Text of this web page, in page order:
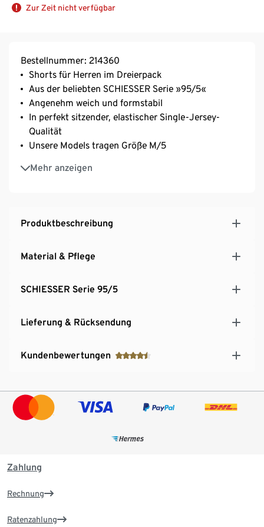
Zur Zeit nicht verfügbar
Bestellnummer: 214360
Shorts für Herren im Dreierpack
Aus der beliebten SCHIESSER Serie »95/5«
Angenehm weich und formstabil
In perfekt sitzender, elastischer Single-Jersey-
Qualität
Unsere Models tragen Größe M/5
Mehr anzeigen
Angenehm softer Logo-Webgummibund
Produktbeschreibung
Material & Pflege
SCHIESSER Serie 95/5
Lieferung & Rücksendung
Kundenbewertungen
Zahlung
Rechnung
Ratenzahlung